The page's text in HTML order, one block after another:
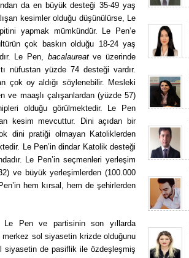
da en büyük desteği 35-49 yaş
kesimler olduğu düşünülürse, Le
yapmak mümkündür. Le Pen’e
çok baskın olduğu 18-24 yaş
Le Pen, bacalaureatve üzerinde
nüfustan yüzde 74 desteği vardır.
çok oy aldığı söylenebilir. Mesleki
ve maaşlı çalışanlardan (yüzde 57)
olduğu görülmektedir. Le Pen
kesim mevcuttur. Dini açıdan bir
dini pratiği olmayan Katoliklerden
Le Pen’in dindar Katolik desteği
Le Pen’in seçmenleri yerleşim
ve büyük yerleşimlerden (100.000
hem kırsal, hem de şehirlerden
Le Pen ve partisinin son yıllarda
sol siyasetin krizde olduğunu
siyasetin de pasiflik ile özdeşleşmiş